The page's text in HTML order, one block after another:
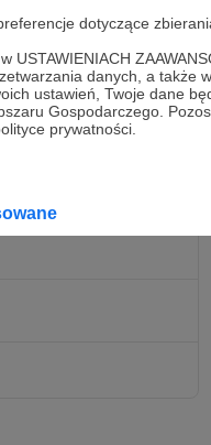
dotyczące
danych, a także
ustawień, Twoje dane
Gospodarczego.
prywatności.
dnia i